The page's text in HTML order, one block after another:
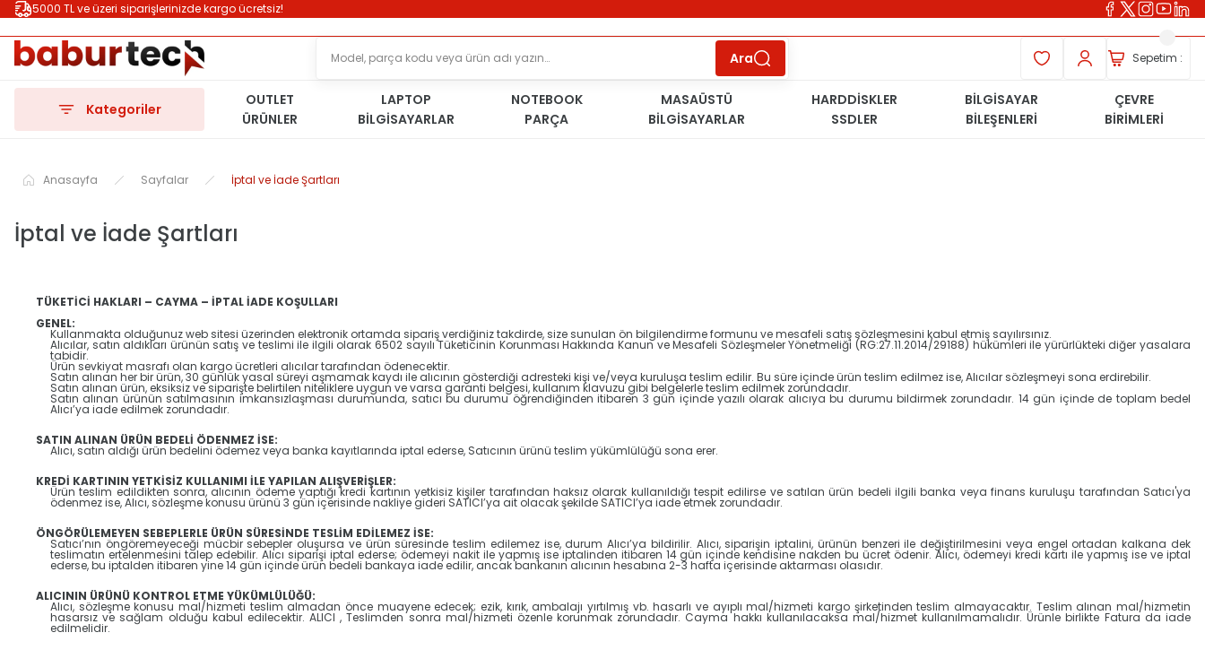
5000 TL ve üzeri siparişlerinizde kargo ücretsiz!
ÜCRETSİZ TESLİMAT İMKANIKOŞULSUZ İADE
HAKKISÜRDÜRÜLEBİLİR ÜRÜNLER
Ara Sepetim :
Kategoriler
OUTLET
ÜRÜNLER
LAPTOP
BİLGİSAYARLAR
NOTEBOOK
PARÇA
MASAÜSTÜ
BİLGİSAYARLAR
HARDDİSKLER
SSDLER
BİLGİSAYAR
BİLEŞENLERİ
ÇEVRE
BİRİMLERİ
Anasayfa Sayfalar İptal ve İade Şartları
İptal ve İade Şartları
TÜKETİCİ HAKLARI – CAYMA – İPTAL İADE KOŞULLARI
GENEL:
Kullanmakta olduğunuz web sitesi üzerinden elektronik ortamda sipariş verdiğiniz takdirde, size sunulan ön bilgilendirme formunu ve mesafeli satış sözleşmesini kabul etmiş sayılırsınız.
Alıcılar, satın aldıkları ürünün satış ve teslimi ile ilgili olarak 6502 sayılı Tüketicinin Korunması Hakkında Kanun ve Mesafeli Sözleşmeler Yönetmeliği (RG:27.11.2014/29188) hükümleri ile yürürlükteki diğer yasalara
tabidir.
Ürün sevkiyat masrafı olan kargo ücretleri alıcılar tarafından ödenecektir.
Satın alınan her bir ürün, 30 günlük yasal süreyi aşmamak kaydı ile alıcının gösterdiği adresteki kişi ve/veya kuruluşa teslim edilir. Bu süre içinde ürün teslim edilmez ise, Alıcılar sözleşmeyi sona erdirebilir.
Satın alınan ürün, eksiksiz ve siparişte belirtilen niteliklere uygun ve varsa garanti belgesi, kullanım klavuzu gibi belgelerle teslim edilmek zorundadır.
Satın alınan ürünün satılmasının imkansızlaşması durumunda, satıcı bu durumu öğrendiğinden itibaren 3 gün içinde yazılı olarak alıcıya bu durumu bildirmek zorundadır. 14 gün içinde de toplam bedel
Alıcı’ya iade edilmek zorundadır.
SATIN ALINAN ÜRÜN BEDELİ ÖDENMEZ İSE:
Alıcı, satın aldığı ürün bedelini ödemez veya banka kayıtlarında iptal ederse, Satıcının ürünü teslim yükümlülüğü sona erer.
KREDİ KARTININ YETKİSİZ KULLANIMI İLE YAPILAN ALIŞVERİŞLER:
Ürün teslim edildikten sonra, alıcının ödeme yaptığı kredi kartının yetkisiz kişiler tarafından haksız olarak kullanıldığı tespit edilirse ve satılan ürün bedeli ilgili banka veya finans kuruluşu tarafından Satıcı'ya
ödenmez ise, Alıcı, sözleşme konusu ürünü 3 gün içerisinde nakliye gideri SATICI’ya ait olacak şekilde SATICI’ya iade etmek zorundadır.
ÖNGÖRÜLEMEYEN SEBEPLERLE ÜRÜN SÜRESİNDE TESLİM EDİLEMEZ İSE:
Satıcı’nın öngöremeyeceği mücbir sebepler oluşursa ve ürün süresinde teslim edilemez ise, durum Alıcı’ya bildirilir. Alıcı, siparişin iptalini, ürünün benzeri ile değiştirilmesini veya engel ortadan kalkana dek
teslimatın ertelenmesini talep edebilir. Alıcı siparişi iptal ederse; ödemeyi nakit ile yapmış ise iptalinden itibaren 14 gün içinde kendisine nakden bu ücret ödenir. Alıcı, ödemeyi kredi kartı ile yapmış ise ve iptal
ederse, bu iptalden itibaren yine 14 gün içinde ürün bedeli bankaya iade edilir, ancak bankanın alıcının hesabına 2-3 hafta içerisinde aktarması olasıdır.
ALICININ ÜRÜNÜ KONTROL ETME YÜKÜMLÜLÜĞÜ:
Alıcı, sözleşme konusu mal/hizmeti teslim almadan önce muayene edecek; ezik, kırık, ambalajı yırtılmış vb. hasarlı ve ayıplı mal/hizmeti kargo şirketinden teslim almayacaktır. Teslim alınan mal/hizmetin
hasarsız ve sağlam olduğu kabul edilecektir. ALICI , Teslimden sonra mal/hizmeti özenle korunmak zorundadır. Cayma hakkı kullanılacaksa mal/hizmet kullanılmamalıdır. Ürünle birlikte Fatura da iade
edilmelidir.